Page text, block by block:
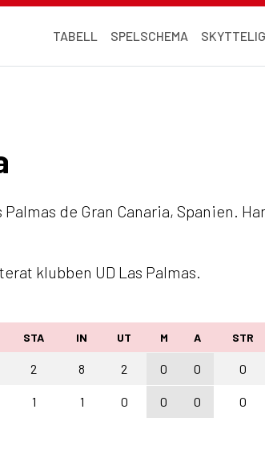
TABELL SPELSCHEMA
de Gran Canaria, Spanien.
klubben UD Las Palmas.
STA IN UT M A STR
2 8 2 0 0 0
1 1 0 0 0 0